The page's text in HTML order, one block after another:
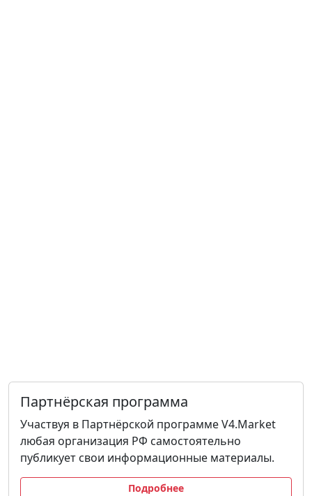
Партнёрская программа
Участвуя в Партнёрской программе V4.Market
любая организация РФ самостоятельно
публикует свои информационные материалы.
Подробнее